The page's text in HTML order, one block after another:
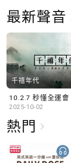
最新聲音
千禧年代
2025-10-02
熱門